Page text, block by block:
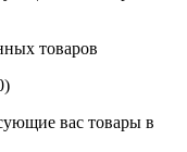
товаров
вас товары в